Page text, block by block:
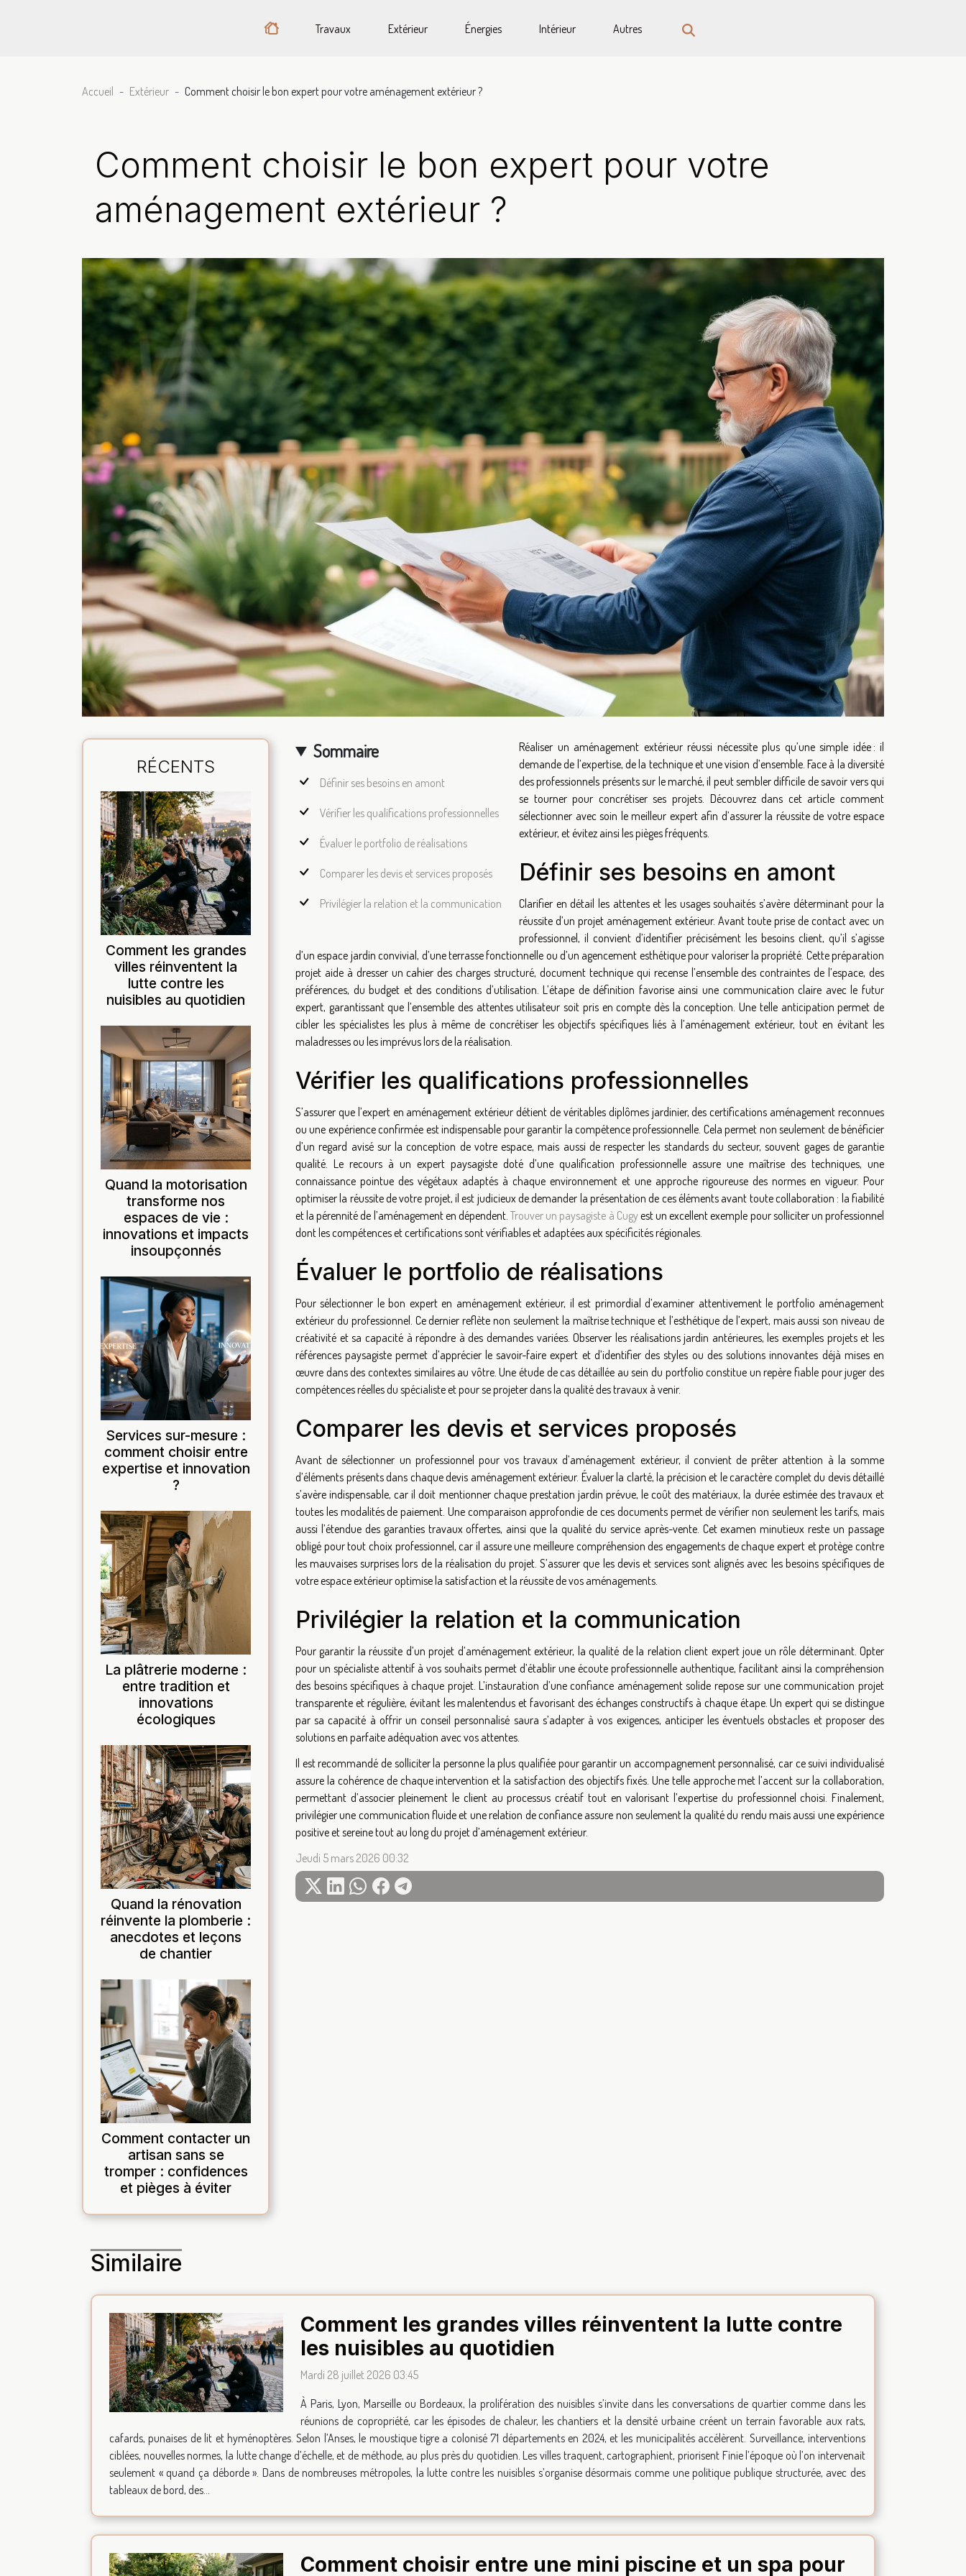
Travaux Extérieur Énergies Intérieur Autres
Accueil Extérieur Comment choisir le bon expert pour votre aménagement extérieur ?
Comment choisir le bon expert pour votre
aménagement extérieur ?
RÉCENTS
Comment les grandes
villes réinventent la
lutte contre les
nuisibles au quotidien
Quand la motorisation
transforme nos
espaces de vie :
innovations et impacts
insoupçonnés
Services sur-mesure :
comment choisir entre
expertise et innovation
?
La plâtrerie moderne :
entre tradition et
innovations
écologiques
Quand la rénovation
réinvente la plomberie :
anecdotes et leçons
de chantier
Comment contacter un
artisan sans se
tromper : confidences
et pièges à éviter
Sommaire
Définir ses besoins en amont
Vérifier les qualifications professionnelles
Évaluer le portfolio de réalisations
Comparer les devis et services proposés
Privilégier la relation et la communication
Réaliser un aménagement extérieur réussi nécessite plus qu’une simple idée : il
demande de l’expertise, de la technique et une vision d’ensemble. Face à la diversité
des professionnels présents sur le marché, il peut sembler difficile de savoir vers qui
se tourner pour concrétiser ses projets. Découvrez dans cet article comment
sélectionner avec soin le meilleur expert afin d’assurer la réussite de votre espace
extérieur, et évitez ainsi les pièges fréquents.
Définir ses besoins en amont
Clarifier en détail les attentes et les usages souhaités s’avère déterminant pour la
réussite d’un projet aménagement extérieur. Avant toute prise de contact avec un
professionnel, il convient d’identifier précisément les besoins client, qu’il s’agisse
d’un espace jardin convivial, d’une terrasse fonctionnelle ou d’un agencement esthétique pour valoriser la propriété. Cette préparation
projet aide à dresser un cahier des charges structuré, document technique qui recense l’ensemble des contraintes de l’espace, des
préférences, du budget et des conditions d’utilisation. L’étape de définition favorise ainsi une communication claire avec le futur
expert, garantissant que l’ensemble des attentes utilisateur soit pris en compte dès la conception. Une telle anticipation permet de
cibler les spécialistes les plus à même de concrétiser les objectifs spécifiques liés à l’aménagement extérieur, tout en évitant les
maladresses ou les imprévus lors de la réalisation.
Vérifier les qualifications professionnelles
S’assurer que l’expert en aménagement extérieur détient de véritables diplômes jardinier, des certifications aménagement reconnues
ou une expérience confirmée est indispensable pour garantir la compétence professionnelle. Cela permet non seulement de bénéficier
d’un regard avisé sur la conception de votre espace, mais aussi de respecter les standards du secteur, souvent gages de garantie
qualité. Le recours à un expert paysagiste doté d’une qualification professionnelle assure une maîtrise des techniques, une
connaissance pointue des végétaux adaptés à chaque environnement et une approche rigoureuse des normes en vigueur. Pour
optimiser la réussite de votre projet, il est judicieux de demander la présentation de ces éléments avant toute collaboration : la fiabilité
et la pérennité de l’aménagement en dépendent.Trouver un paysagiste à Cugyest un excellent exemple pour solliciter un professionnel
dont les compétences et certifications sont vérifiables et adaptées aux spécificités régionales.
Évaluer le portfolio de réalisations
Pour sélectionner le bon expert en aménagement extérieur, il est primordial d’examiner attentivement le portfolio aménagement
extérieur du professionnel. Ce dernier reflète non seulement la maîtrise technique et l’esthétique de l’expert, mais aussi son niveau de
créativité et sa capacité à répondre à des demandes variées. Observer les réalisations jardin antérieures, les exemples projets et les
références paysagiste permet d’apprécier le savoir-faire expert et d’identifier des styles ou des solutions innovantes déjà mises en
œuvre dans des contextes similaires au vôtre. Une étude de cas détaillée au sein du portfolio constitue un repère fiable pour juger des
compétences réelles du spécialiste et pour se projeter dans la qualité des travaux à venir.
Comparer les devis et services proposés
Avant de sélectionner un professionnel pour vos travaux d’aménagement extérieur, il convient de prêter attention à la somme
d’éléments présents dans chaque devis aménagement extérieur. Évaluer la clarté, la précision et le caractère complet du devis détaillé
s’avère indispensable, car il doit mentionner chaque prestation jardin prévue, le coût des matériaux, la durée estimée des travaux et
toutes les modalités de paiement. Une comparaison approfondie de ces documents permet de vérifier non seulement les tarifs, mais
aussi l’étendue des garanties travaux offertes, ainsi que la qualité du service après-vente. Cet examen minutieux reste un passage
obligé pour tout choix professionnel, car il assure une meilleure compréhension des engagements de chaque expert et protège contre
les mauvaises surprises lors de la réalisation du projet. S’assurer que les devis et services sont alignés avec les besoins spécifiques de
votre espace extérieur optimise la satisfaction et la réussite de vos aménagements.
Privilégier la relation et la communication
Pour garantir la réussite d’un projet d’aménagement extérieur, la qualité de la relation client expert joue un rôle déterminant. Opter
pour un spécialiste attentif à vos souhaits permet d’établir une écoute professionnelle authentique, facilitant ainsi la compréhension
des besoins spécifiques à chaque projet. L’instauration d’une confiance aménagement solide repose sur une communication projet
transparente et régulière, évitant les malentendus et favorisant des échanges constructifs à chaque étape. Un expert qui se distingue
par sa capacité à offrir un conseil personnalisé saura s’adapter à vos exigences, anticiper les éventuels obstacles et proposer des
solutions en parfaite adéquation avec vos attentes.
Il est recommandé de solliciter la personne la plus qualifiée pour garantir un accompagnement personnalisé, car ce suivi individualisé
assure la cohérence de chaque intervention et la satisfaction des objectifs fixés. Une telle approche met l’accent sur la collaboration,
permettant d’associer pleinement le client au processus créatif tout en valorisant l’expertise du professionnel choisi. Finalement,
privilégier une communication fluide et une relation de confiance assure non seulement la qualité du rendu mais aussi une expérience
positive et sereine tout au long du projet d’aménagement extérieur.
Jeudi 5 mars 2026 00:32
Similaire
Comment les grandes villes réinventent la lutte contre
les nuisibles au quotidien
Mardi 28 juillet 2026 03:45
À Paris, Lyon, Marseille ou Bordeaux, la prolifération des nuisibles s’invite dans les conversations de quartier comme dans les
réunions de copropriété, car les épisodes de chaleur, les chantiers et la densité urbaine créent un terrain favorable aux rats,
cafards, punaises de lit et hyménoptères. Selon l’Anses, le moustique tigre a colonisé 71 départements en 2024, et les municipalités accélèrent. Surveillance, interventions
ciblées, nouvelles normes, la lutte change d’échelle, et de méthode, au plus près du quotidien. Les villes traquent, cartographient, priorisent Finie l’époque où l’on intervenait
seulement « quand ça déborde ». Dans de nombreuses métropoles, la lutte contre les nuisibles s’organise désormais comme une politique publique structurée, avec des
tableaux de bord, des...
Comment choisir entre une mini piscine et un spa pour